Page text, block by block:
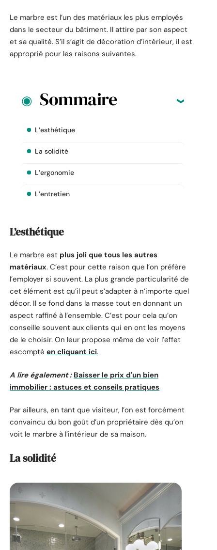
Le marbre est l’un des matériaux les plus employés
dans le secteur du bâtiment. Il attire par son aspect
et sa qualité. S’il s’agit de décoration d’intérieur, il est
approprié pour les raisons suivantes.
Sommaire
L’esthétique
La solidité
L’ergonomie
L’entretien
L’esthétique
Le marbre est plus joli que tous les autres
matériaux. C’est pour cette raison que l’on préfère
l’employer si souvent. La plus grande particularité de
cet élément est qu’il peut s’adapter à n’importe quel
décor. Il se fond dans la masse tout en donnant un
aspect raffiné à l’ensemble. C’est pour cela qu’on
conseille souvent aux clients qui en ont les moyens
de le choisir. On leur propose même de voir l’effet
escompté en cliquant ici.
A lire également : Baisser le prix d'un bien
immobilier : astuces et conseils pratiques
Par ailleurs, en tant que visiteur, l’on est forcément
convaincu du bon goût d’un propriétaire dès qu’on
voit le marbre à l’intérieur de sa maison.
La solidité